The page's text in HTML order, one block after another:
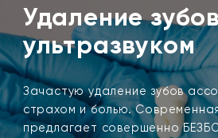
Удаление
ультразвуком
Зачастую удаление зубов
страхом и болью.
предлагает совершенно